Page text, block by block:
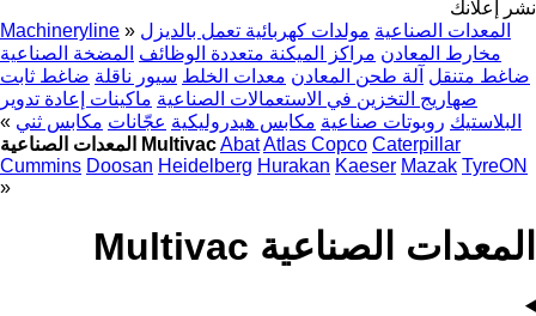
نشر إعلانك
Machineryline » المعدات الصناعية مولدات كهربائية تعمل بالديزل
مخارط المعادن مراكز الميكنة متعددة الوظائف المضخة الصناعية
ضاغط متنقل آلة طحن المعادن معدات الخلط سيور ناقلة ضاغط ثابت
صهاريج التخزين في الاستعمالات الصناعية ماكينات إعادة تدوير
البلاستيك روبوتات صناعية مكابس هيدروليكية عجّانات مكابس ثني »
المعدات الصناعية MultivacAbatAtlas Copco Caterpillar
Cummins Doosan Heidelberg Hurakan Kaeser Mazak TyreON
»
المعدات الصناعية Multivac